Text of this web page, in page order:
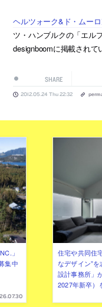
ヘルツォーク&ド・ムー
ツ・ハンブルクの「エル
designboomに掲載されて
SHARE
2012.05.24 Thu 22:32
」
集中
住宅や共同住
なデザイン”
設計事務所」
2027年新卒）